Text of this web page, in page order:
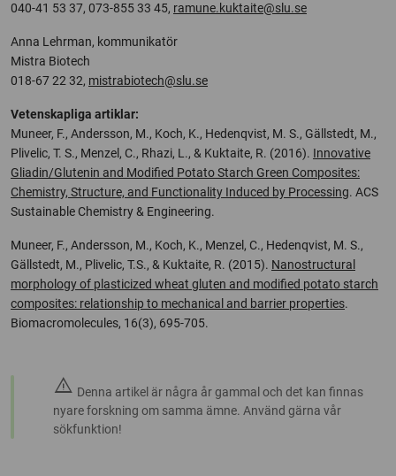
040-41 53 37, 073-855 33 45, ramune.kuktaite@slu.se
Anna Lehrman, kommunikatör
Mistra Biotech
018-67 22 32, mistrabiotech@slu.se
Vetenskapliga artiklar:
Muneer, F., Andersson, M., Koch, K., Hedenqvist, M. S., Gällstedt, M.,
Plivelic, T. S., Menzel, C., Rhazi, L., & Kuktaite, R. (2016). Innovative
Gliadin/Glutenin and Modified Potato Starch Green Composites:
Chemistry, Structure, and Functionality Induced by Processing. ACS
Sustainable Chemistry & Engineering.
Muneer, F., Andersson, M., Koch, K., Menzel, C., Hedenqvist, M. S.,
Gällstedt, M., Plivelic, T.S., & Kuktaite, R. (2015). Nanostructural
morphology of plasticized wheat gluten and modified potato starch
composites: relationship to mechanical and barrier properties.
Biomacromolecules, 16(3), 695-705.
warning Denna artikel är några år gammal och det kan finnas
nyare forskning om samma ämne. Använd gärna vår
sökfunktion!